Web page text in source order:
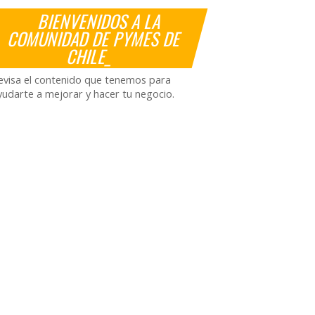
BIENVENIDOS A LA
COMUNIDAD DE PYMES DE
CHILE_
el contenido que tenemos para
a mejorar y hacer tu negocio.